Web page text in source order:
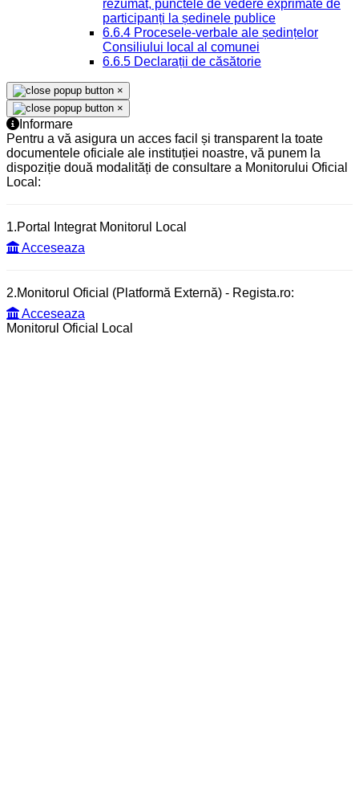
rezumat, punctele de vedere exprimate de
participanți la ședinele publice
6.6.4 Procesele-verbale ale ședințelor
Consiliului local al comunei
6.6.5 Declarații de căsătorie
×
×
Informare
Pentru a vă asigura un acces facil și transparent la toate
documentele oficiale ale instituției noastre, vă punem la
dispoziție două modalități de consultare a Monitorului Oficial
Local:
1.Portal Integrat Monitorul Local
Acceseaza
2.Monitorul Oficial (Platformă Externă) - Regista.ro:
Acceseaza
Monitorul Oficial Local